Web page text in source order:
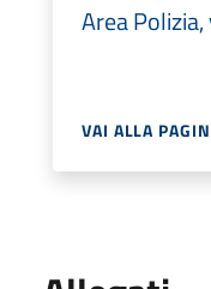
Area
VAI ALLA